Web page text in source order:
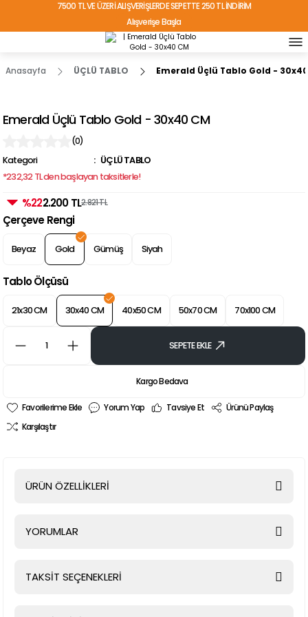
7500 TL VE ÜZERİ ALIŞVERİŞLERDE SEPETTE 250 TL İNDİRİM
Alışverişe Başla
TÜRKİYE'NİN HER YERİNE ÜCRETSİZ KARGO!
Anasayfa ÜÇLÜ TABLO Emerald Üçlü Tablo Gold -
Emerald Üçlü Tablo Gold - 30x40 CM
(0)
Kategori
ÜÇLÜ TABLO
*232,32 TL den başlayan taksitlerle!
%222.200 TL2.821 TL
Çerçeve Rengi
Beyaz Gold Gümüş Siyah
Tablo Ölçüsü
21x30 CM 30x40 CM 40x50 CM 50x70 CM 70x100 CM
SEPETE EKLE
Kargo Bedava
Yorum Yap Tavsiye Et
Ürünü Paylaş
Karşılaştır
ÜRÜN ÖZELLİKLERİ
YORUMLAR
TAKSİT SEÇENEKLERİ